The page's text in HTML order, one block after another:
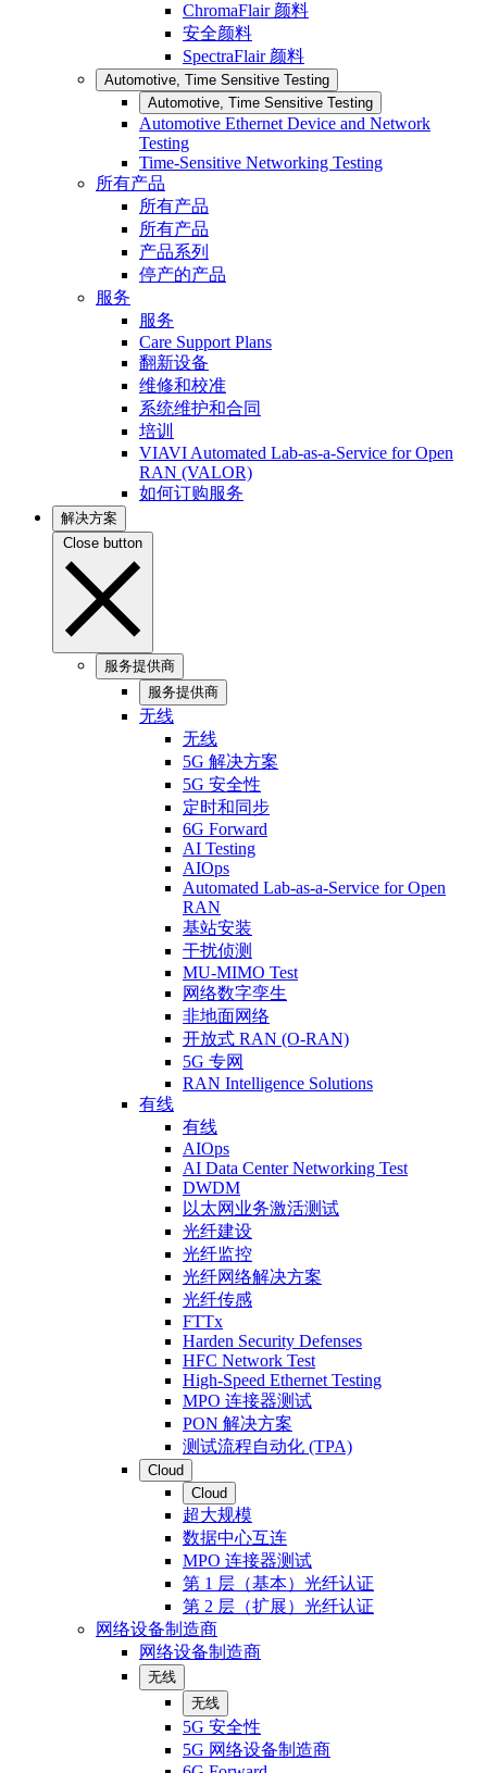
ChromaFlair 颜料
安全颜料
SpectraFlair 颜料
Automotive, Time Sensitive Testing
Automotive, Time Sensitive Testing
Automotive Ethernet Device and Network
Testing
Time-Sensitive Networking Testing
所有产品
所有产品
所有产品
产品系列
停产的产品
服务
服务
Care Support Plans
翻新设备
维修和校准
系统维护和合同
培训
VIAVI Automated Lab-as-a-Service for Open
RAN (VALOR)
如何订购服务
解决方案
Close button
服务提供商
服务提供商
无线
无线
5G 解决方案
5G 安全性
定时和同步
6G Forward
AI Testing
AIOps
Automated Lab-as-a-Service for Open
RAN
基站安装
干扰侦测
MU-MIMO Test
网络数字孪生
非地面网络
开放式 RAN (O-RAN)
5G 专网
RAN Intelligence Solutions
有线
有线
AIOps
AI Data Center Networking Test
DWDM
以太网业务激活测试
光纤建设
光纤监控
光纤网络解决方案
光纤传感
FTTx
Harden Security Defenses
HFC Network Test
High-Speed Ethernet Testing
MPO 连接器测试
PON 解决方案
测试流程自动化 (TPA)
Cloud
Cloud
超大规模
数据中心互连
MPO 连接器测试
第 1 层（基本）光纤认证
第 2 层（扩展）光纤认证
网络设备制造商
网络设备制造商
无线
无线
5G 安全性
5G 网络设备制造商